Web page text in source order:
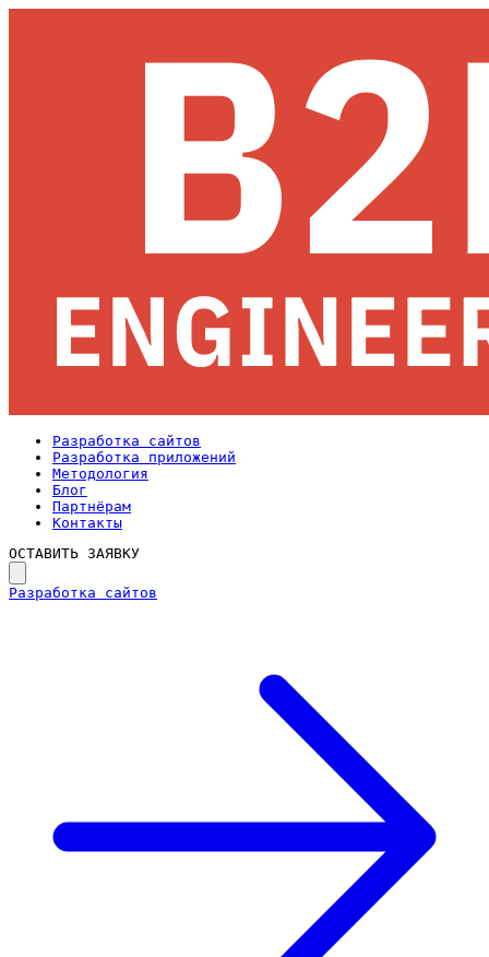
Разработка сайтов
Разработка приложений
Методология
Блог
Партнёрам
Контакты
ОСТАВИТЬ ЗАЯВКУ
Разработка сайтов